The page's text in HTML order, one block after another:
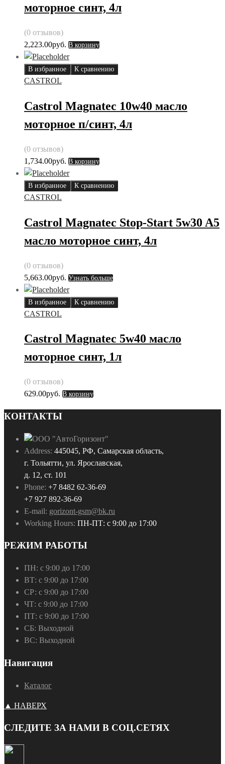
моторное синт, 4л
(0 отзывов)
2,223.00руб. В корзину
В избранное К сравнению
CASTROL
Castrol Magnatec 10w40 масло
моторное п/синт, 4л
(0 отзывов)
1,734.00руб. В корзину
В избранное К сравнению
CASTROL
Castrol Magnatec Stop-Start 5w30 A5
масло моторное синт, 4л
(0 отзывов)
5,663.00руб. Узнать больше
В избранное К сравнению
CASTROL
Castrol Magnatec 5w40 масло
моторное синт, 1л
(0 отзывов)
629.00руб. В корзину
КОНТАКТЫ
Address: 445045, РФ, Самарская область,
г. Тольятти, ул. Ярославская,
д. 12, ст. 101
Phone: +7 8482 62-36-69
+7 927 892-36-69
E-mail: gorizont-gsm@bk.ru
Working Hours: ПН-ПТ: с 9:00 до 17:00
РЕЖИМ РАБОТЫ
ПН: с 9:00 до 17:00
ВТ: с 9:00 до 17:00
СР: с 9:00 до 17:00
ЧТ: с 9:00 до 17:00
ПТ: с 9:00 до 17:00
СБ: Выходной
ВС: Выходной
Навигация
Каталог
▲ НАВЕРХ
СЛЕДИТЕ ЗА НАМИ В СОЦ.СЕТЯХ